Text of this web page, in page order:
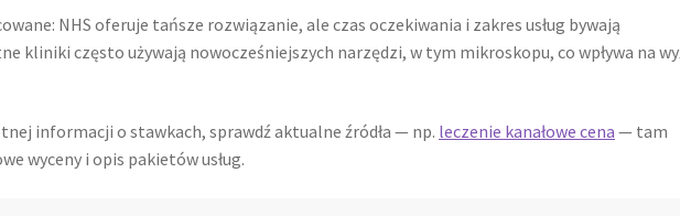
NHS oferuje tańsze rozwiązanie, ale czas oczekiwania i zakres usług bywają
kliniki często używają nowocześniejszych narzędzi, w tym mikroskopu, co wpływa na
informacji o stawkach, sprawdź aktualne źródła — np. leczenie kanałowe cena — tam
wyceny i opis pakietów usług.